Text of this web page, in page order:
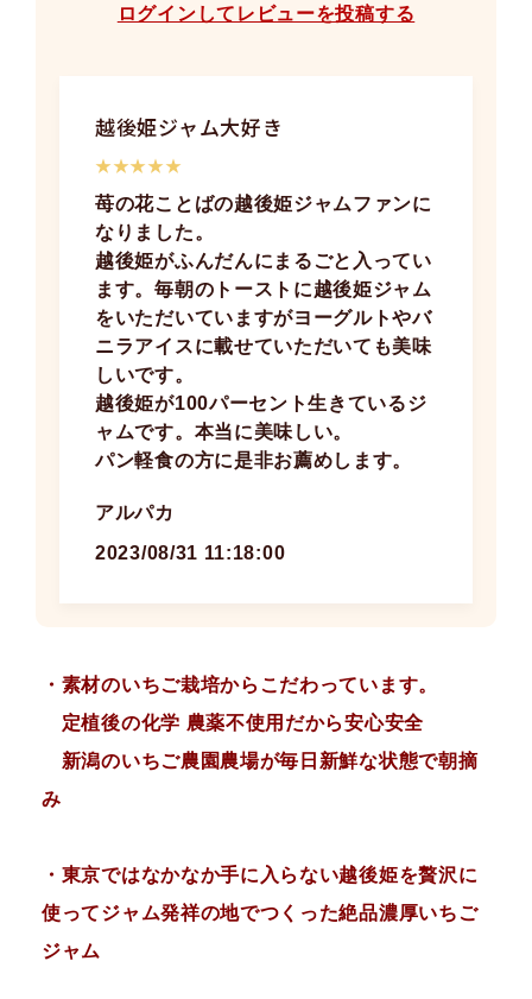
ログインしてレビューを投稿する
越後姫ジャム大好き
★★★★★
苺の花ことばの越後姫ジャムファンに
なりました。
越後姫がふんだんにまるごと入ってい
ます。毎朝のトーストに越後姫ジャム
をいただいていますがヨーグルトやバ
ニラアイスに載せていただいても美味
しいです。
越後姫が100パーセント生きているジ
ャムです。本当に美味しい。
パン軽食の方に是非お薦めします。
アルパカ
2023/08/31 11:18:00
・素材のいちご栽培からこだわっています。
定植後の化学 農薬不使用だから安心安全
新潟のいちご農園農場が毎日新鮮な状態で朝摘
み
・東京ではなかなか手に入らない越後姫を贅沢に
使ってジャム発祥の地でつくった絶品濃厚いちご
ジャム